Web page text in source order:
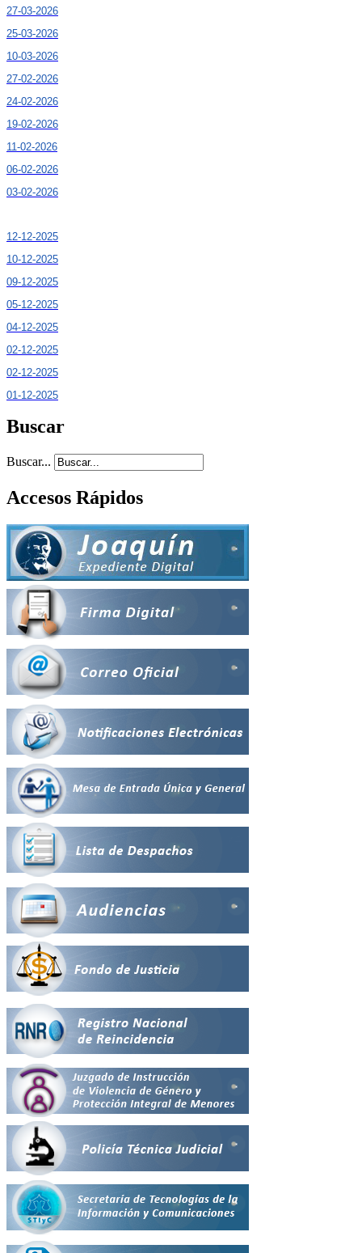
27-03-2026
25-03-2026
10-03-2026
27-02-2026
24-02-2026
19-02-2026
11-02-2026
06-02-2026
03-02-2026
12-12-2025
10-12-2025
09-12-2025
05-12-2025
04-12-2025
02-12-2025
02-12-2025
01-12-2025
Buscar
Buscar...
Accesos Rápidos